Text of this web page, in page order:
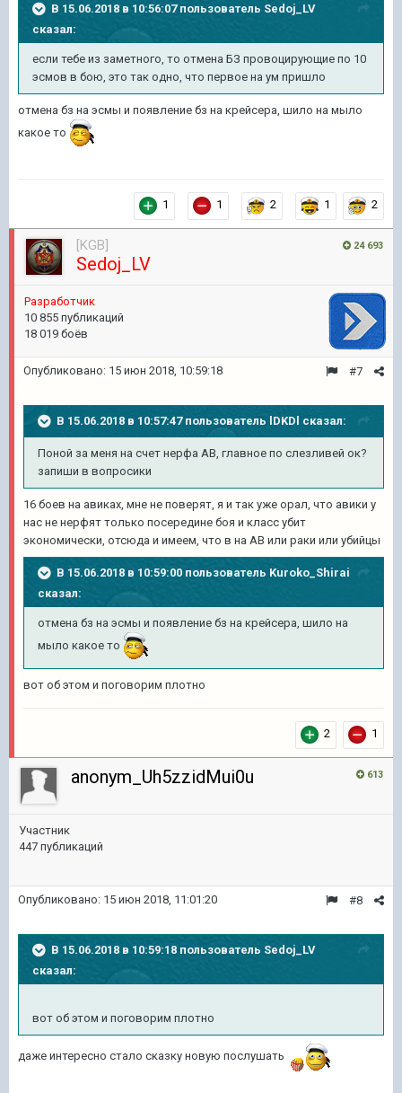
В 15.06.2018 в 10:56:07 пользователь Sedoj_LV
сказал:
если тебе из заметного, то отмена БЗ провоцирующие по 10
эсмов в бою, это так одно, что первое на ум пришло
отмена бз на эсмы и появление бз на крейсера, шило на мыло
какое то
1 1 2 1 2
24 693
[KGB]
Sedoj_LV
Pазработчик
10 855 публикаций
18 019 боёв
#7
Опубликовано: 15 июн 2018, 10:59:18
В 15.06.2018 в 10:57:47 пользователь lDKDl сказал:
Поной за меня на счет нерфа АВ, главное по слезливей ок?
запиши в вопросики
16 боев на авиках, мне не поверят, я и так уже орал, что авики у
нас не нерфят только посередине боя и класс убит
экономически, отсюда и имеем, что в на АВ или раки или убийцы
В 15.06.2018 в 10:59:00 пользователь Kuroko_Shirai
сказал:
отмена бз на эсмы и появление бз на крейсера, шило на
мыло какое то
вот об этом и поговорим плотно
2 1
613
anonym_Uh5zzidMui0u
Участник
447 публикаций
#8
Опубликовано: 15 июн 2018, 11:01:20
В 15.06.2018 в 10:59:18 пользователь Sedoj_LV
сказал:
вот об этом и поговорим плотно
даже интересно стало сказку новую послушать